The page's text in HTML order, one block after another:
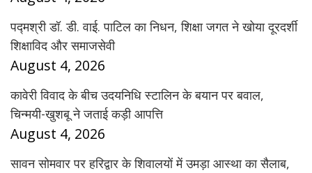
पद्मश्री डॉ. डी. वाई. पाटिल का निधन, शिक्षा जगत ने खोया दूरदर्शी
शिक्षाविद और समाजसेवी
August 4, 2026
कावेरी विवाद के बीच उदयनिधि स्टालिन के बयान पर बवाल,
चिन्मयी-खुशबू ने जताई कड़ी आपत्ति
August 4, 2026
सावन सोमवार पर हरिद्वार के शिवालयों में उमड़ा आस्था का सैलाब,